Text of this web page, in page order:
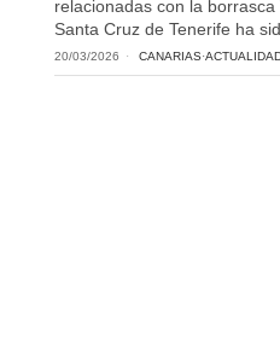
relacionadas con la
Santa Cruz de Tenerife ha
20/03/2026 CANARIAS·